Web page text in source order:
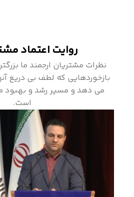
روایت اعتماد
نظرات مشتریان ارجمند ما
بازخوردهایی که لطف بی دریغ
می دهد و مسیر رشد و بهبود ما
است.